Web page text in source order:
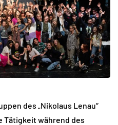
des „Nikolaus Lenau“
Tätigkeit während des